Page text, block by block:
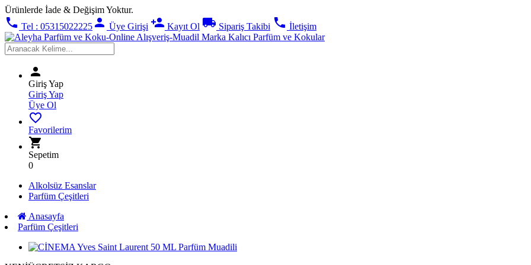
Ürünlerde İade & Değişim Yoktur.
phone Tel : 05315022225 person Üye Girişi person_add Kayıt Ol local_shipping Sipariş Takibi phone İletişim
person
Giriş Yap
Giriş Yap
Üye Ol
favorite_border
Favorilerim
shopping_cart
Sepetim
0
Alkolsüz Esanslar
Parfüm Çeşitleri
Anasayfa
Parfüm Çeşitleri